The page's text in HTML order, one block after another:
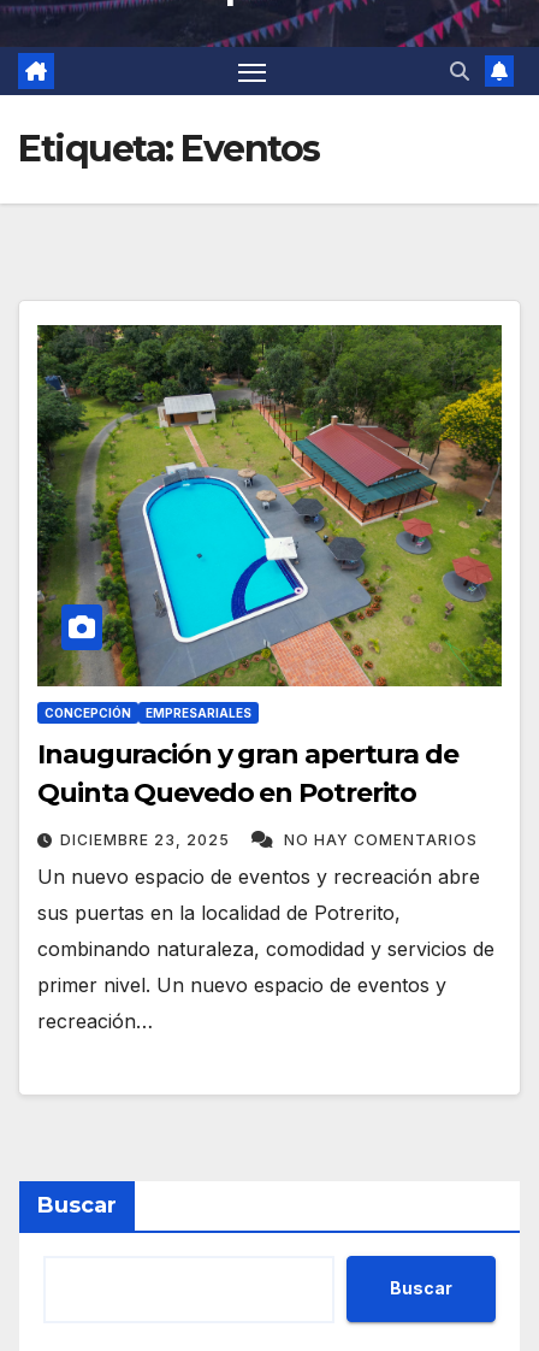
Etiqueta: Eventos
CONCEPCIÓN EMPRESARIALES
Inauguración y gran apertura de
Quinta Quevedo en Potrerito
DICIEMBRE 23, 2025 NO HAY COMENTARIOS
Un nuevo espacio de eventos y recreación abre
sus puertas en la localidad de Potrerito,
combinando naturaleza, comodidad y servicios de
primer nivel. Un nuevo espacio de eventos y
recreación…
Buscar
Buscar